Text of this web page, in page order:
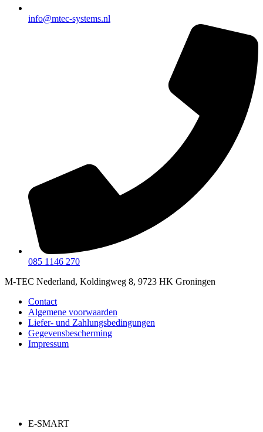
info@mtec-systems.nl
085 1146 270
M-TEC Nederland, Koldingweg 8, 9723 HK Groningen
Contact
Algemene voorwaarden
Liefer- und Zahlungsbedingungen
Gegevensbescherming
Impressum
E-SMART